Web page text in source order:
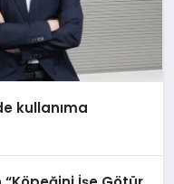
kullanıma